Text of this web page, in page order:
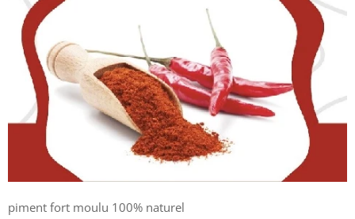
piment fort moulu 100% naturel